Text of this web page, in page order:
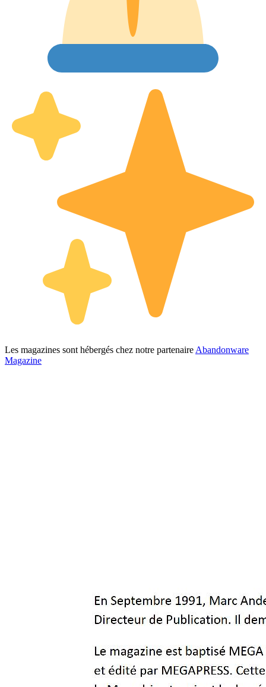
Les magazines sont hébergés chez notre partenaire Abandonware
Magazine